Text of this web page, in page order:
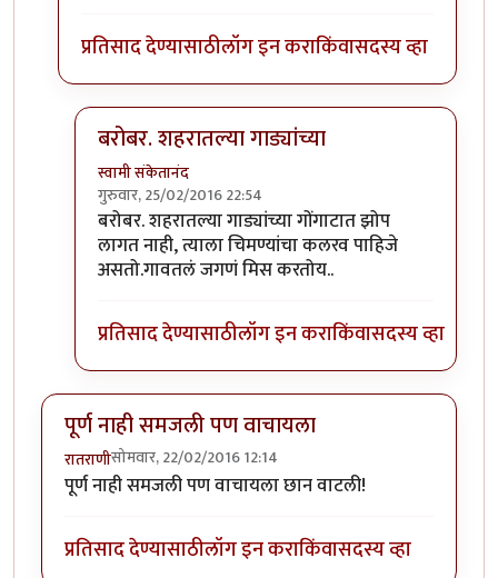
प्रतिसाद देण्यासाठीलॉग इन कराकिंवासदस्य व्हा
बरोबर. शहरातल्या गाड्यांच्या
स्वामी संकेतानंद
गुरुवार, 25/02/2016 22:54
In reply toशहरातून परत आलेला मुलगा आईला
बरोबर. शहरातल्या गाड्यांच्या गोंगाटात झोप
लागत नाही, त्याला चिमण्यांचा कलरव पाहिजे
असतो.गावतलं जगणं मिस करतोय..
प्रतिसाद देण्यासाठीलॉग इन कराकिंवासदस्य व्हा
पूर्ण नाही समजली पण वाचायला
रातराणीसोमवार, 22/02/2016 12:14
पूर्ण नाही समजली पण वाचायला छान वाटली!
प्रतिसाद देण्यासाठीलॉग इन कराकिंवासदस्य व्हा